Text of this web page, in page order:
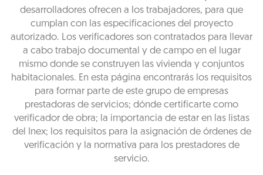
desarrolladores ofrecen a los trabajadores, para que
cumplan con las especificaciones del proyecto
autorizado. Los verificadores son contratados para llevar
a cabo trabajo documental y de campo en el lugar
mismo donde se construyen las vivienda y conjuntos
habitacionales. En esta página encontrarás los requisitos
para formar parte de este grupo de empresas
prestadoras de servicios; dónde certificarte como
verificador de obra; la importancia de estar en las listas
del Inex; los requisitos para la asignación de órdenes de
verificación y la normativa para los prestadores de
servicio.